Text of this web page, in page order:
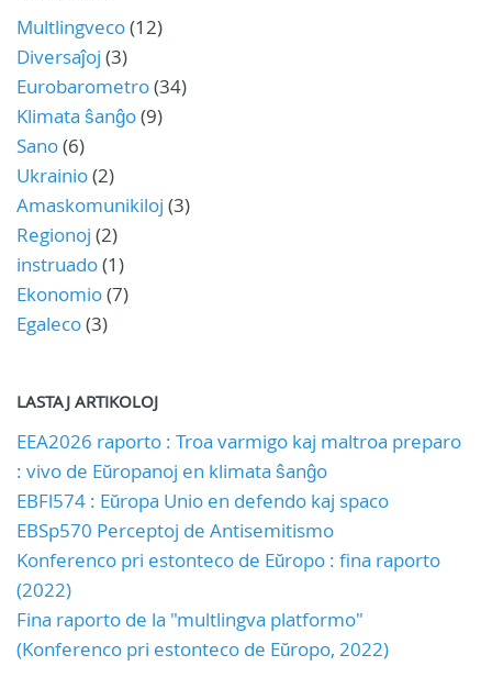
Multlingveco(12)
Diversaĵoj (3)
Eurobarometro(34)
Klimata ŝanĝo(9)
Sano(6)
Ukrainio(2)
Amaskomunikiloj (3)
Regionoj (2)
instruado(1)
Ekonomio(7)
Egaleco(3)
LASTAJ ARTIKOLOJ
EEA2026 raporto : Troa varmigo kaj maltroa preparo
: vivo de Eŭropanoj en klimata ŝanĝo
EBFl574 : Eŭropa Unio en defendo kaj spaco
EBSp570 Perceptoj de Antisemitismo
Konferenco pri estonteco de Eŭropo : fina raporto
(2022)
Fina raporto de la "multlingva platformo"
(Konferenco pri estonteco de Eŭropo, 2022)